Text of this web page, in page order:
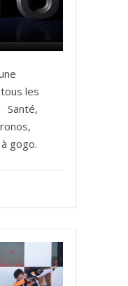
les
Santé,
gogo.